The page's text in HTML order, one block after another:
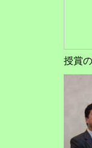
授賞